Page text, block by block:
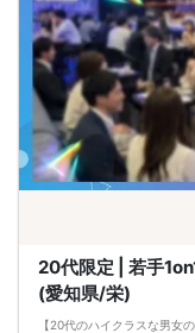
20代限定 | 若手
(愛知県/栄)
【20代のハイクラスな男女